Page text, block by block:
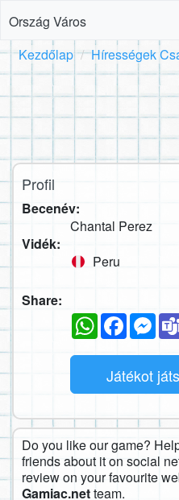
Ország Város
Kezdőlap Hírességek
Profil
Becenév:
Chantal Perez
Vidék:
Peru
Share:
WhatsApp
Játékot
Do you like our game?
friends about it on social
review on your favourite
Gamiac.netteam.